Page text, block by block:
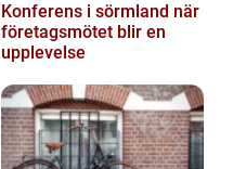
Konferens i sörmland när
företagsmötet blir en
upplevelse